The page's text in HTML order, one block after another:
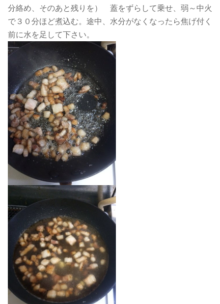
分絡め、そのあと残りを） 蓋をずらして乗せ、弱～中火
で３０分ほど煮込む。途中、水分がなくなったら焦げ付く
前に水を足して下さい。